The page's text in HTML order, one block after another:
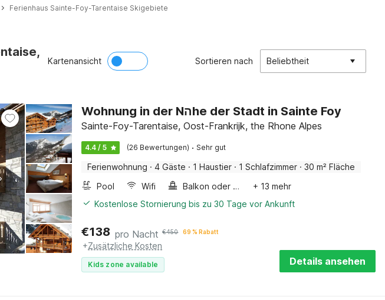
Ferienhaus Sainte-Foy-Tarentaise Skigebiete
Kartenansicht Sortieren nach Beliebtheit
Wohnung in der Nהhe der Stadt in Sainte Foy
Sainte-Foy-Tarentaise, Oost-Frankrijk, the Rhone Alpes
4.4 / 5 (26 Bewertungen) · Sehr gut
Ferienwohnung · 4 Gäste · 1 Haustier · 1 Schlafzimmer · 30 m² Fläche
Pool
Wifi Balkon oder terrasse
+ 13 mehr
Kostenlose Stornierung bis zu 30 Tage vor Ankunft
€138 pro Nacht €450 69 % Rabatt
+Zusätzliche Kosten
Kids zone available Details ansehen